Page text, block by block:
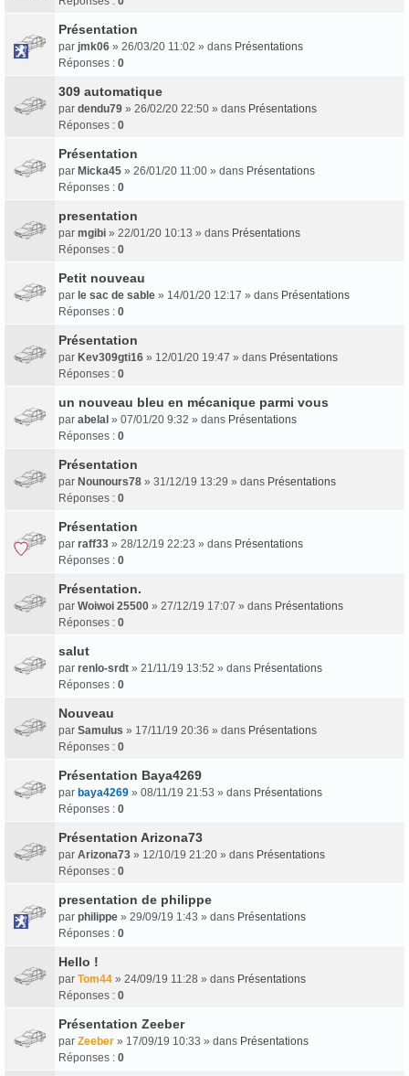
Présentation
par jmk06 » 26/03/20 11:02 » dans Présentations
Réponses : 0
309 automatique
par dendu79 » 26/02/20 22:50 » dans Présentations
Réponses : 0
Présentation
par Micka45 » 26/01/20 11:00 » dans Présentations
Réponses : 0
presentation
par mgibi » 22/01/20 10:13 » dans Présentations
Réponses : 0
Petit nouveau
par le sac de sable » 14/01/20 12:17 » dans Présentations
Réponses : 0
Présentation
par Kev309gti16 » 12/01/20 19:47 » dans Présentations
Réponses : 0
un nouveau bleu en mécanique parmi vous
par abelal » 07/01/20 9:32 » dans Présentations
Réponses : 0
Présentation
par Nounours78 » 31/12/19 13:29 » dans Présentations
Réponses : 0
Présentation
par raff33 » 28/12/19 22:23 » dans Présentations
Réponses : 0
Présentation.
par Woiwoi 25500 » 27/12/19 17:07 » dans Présentations
Réponses : 0
salut
par renlo-srdt » 21/11/19 13:52 » dans Présentations
Réponses : 0
Nouveau
par Samulus » 17/11/19 20:36 » dans Présentations
Réponses : 0
Présentation Baya4269
par baya4269 » 08/11/19 21:53 » dans Présentations
Réponses : 0
Présentation Arizona73
par Arizona73 » 12/10/19 21:20 » dans Présentations
Réponses : 0
presentation de philippe
par philippe » 29/09/19 1:43 » dans Présentations
Réponses : 0
Hello !
par Tom44 » 24/09/19 11:28 » dans Présentations
Réponses : 0
Présentation Zeeber
par Zeeber » 17/09/19 10:33 » dans Présentations
Réponses : 0